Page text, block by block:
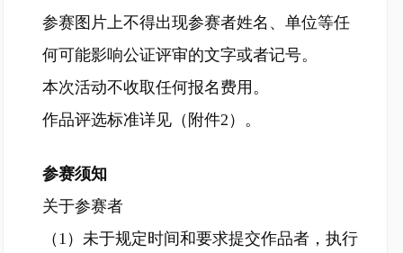
参赛图片上不得出现参赛者姓名、单位等任
何可能影响公证评审的文字或者记号。
本次活动不收取任何报名费用。
作品评选标准详见（附件2）。
参赛须知
关于参赛者
（1）未于规定时间和要求提交作品者，执行